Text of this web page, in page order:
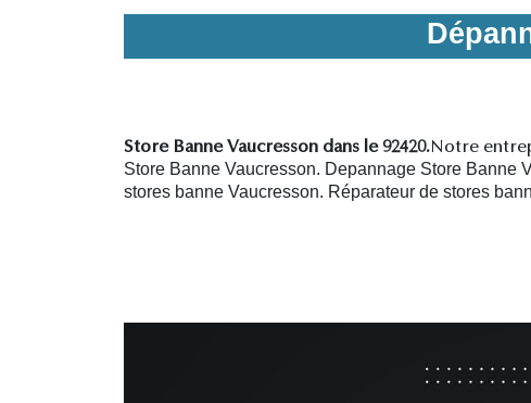
Store Banne Vaucresson dans le 92420.Notre
Store Banne Vaucresson. Depannage Store Banne
stores banne Vaucresson. Réparateur de stores